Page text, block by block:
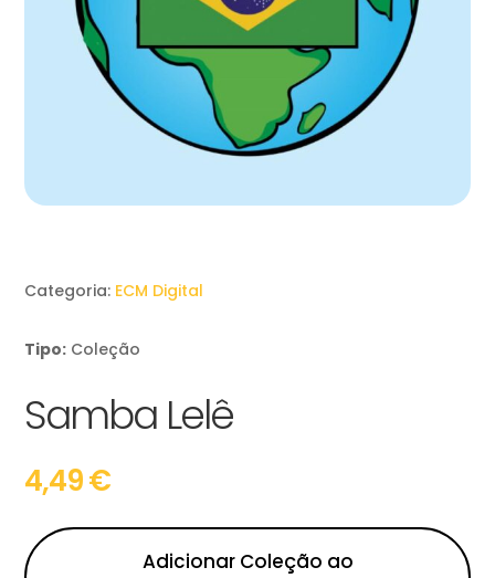
Categoria: ECM Digital
Tipo: Coleção
Samba Lelê
4,49€
Adicionar Coleção ao